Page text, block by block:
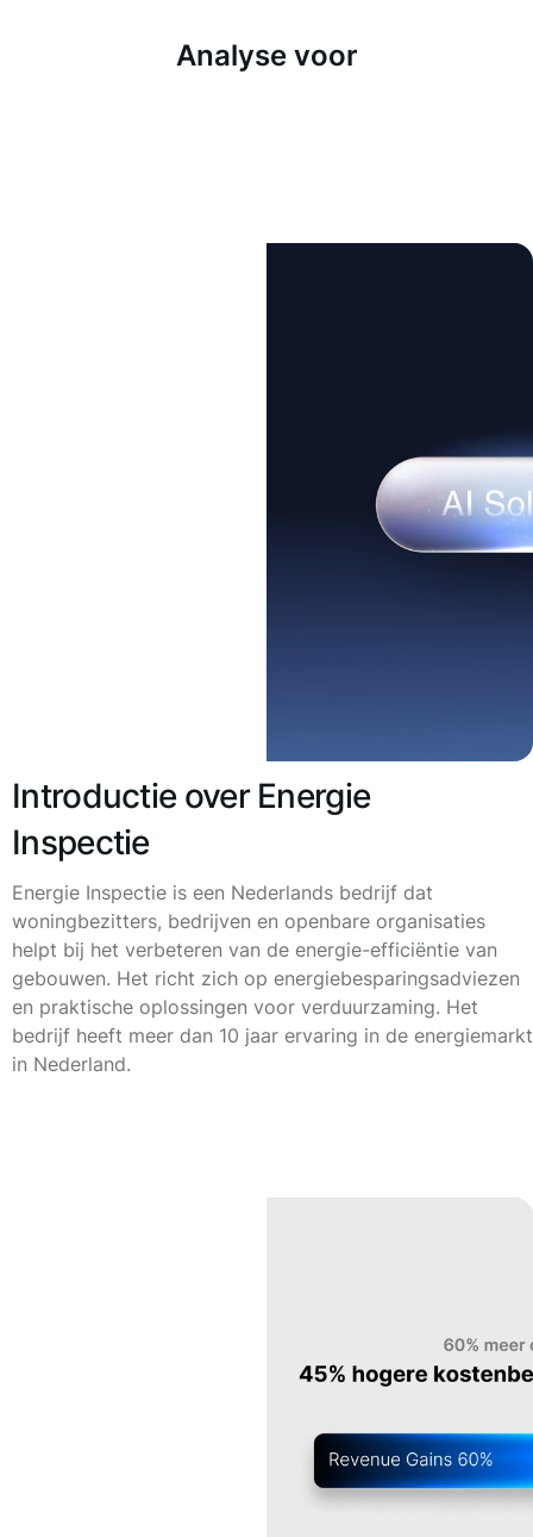
Analyse voor
Introductie over Energie
Inspectie
Energie Inspectie is een Nederlands bedrijf dat
woningbezitters, bedrijven en openbare organisaties
helpt bij het verbeteren van de energie-efficiëntie van
gebouwen. Het richt zich op energiebesparingsadviezen
en praktische oplossingen voor verduurzaming. Het
bedrijf heeft meer dan 10 jaar ervaring in de energiemarkt
in Nederland.